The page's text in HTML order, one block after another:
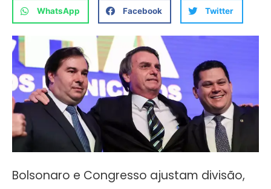
WhatsApp Facebook Twitter
Bolsonaro e Congresso ajustam divisão,